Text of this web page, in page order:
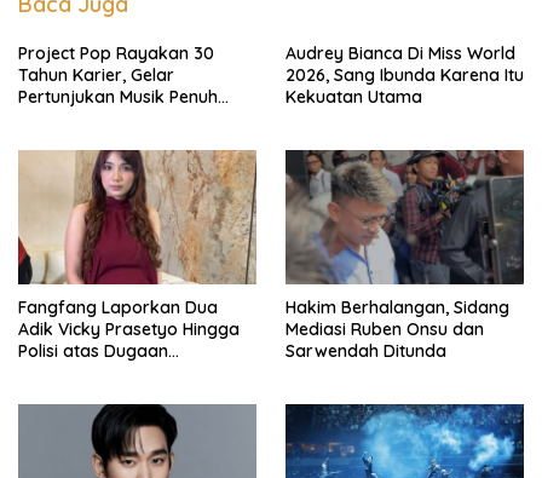
Project Pop Rayakan 30
Tahun Karier, Gelar
Pertunjukan Musik Penuh
Audrey Bianca Di Miss World
2026, Sang Ibunda Karena Itu
Kekuatan Utama
Fangfang Laporkan Dua
Adik Vicky Prasetyo Hingga
Polisi atas Dugaan
Hakim Berhalangan, Sidang
Mediasi Ruben Onsu dan
Sarwendah Ditunda